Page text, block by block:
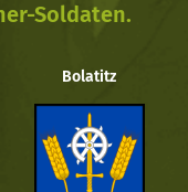
Soldaten.
Bolatitz